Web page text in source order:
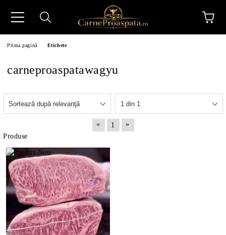
Prima pagină Etichete
carneproaspatawagyu
« 1
»
Produse